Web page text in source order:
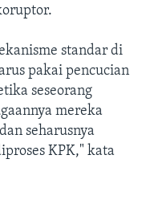
standar di
pakai pencucian
seseorang
mereka
seharusnya
KPK," kata